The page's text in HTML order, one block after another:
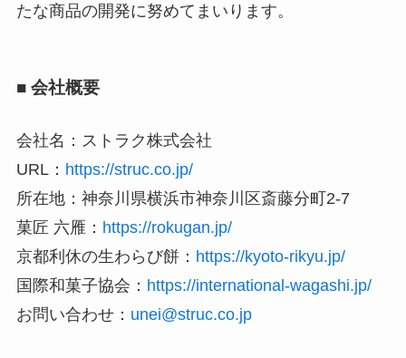
たな商品の開発に努めてまいります。
■ 会社概要
会社名：ストラク株式会社
URL： https://struc.co.jp/
所在地：神奈川県横浜市神奈川区斎藤分町2‐7
菓匠 六雁： https://rokugan.jp/
京都利休の生わらび餅： https://kyoto-rikyu.jp/
国際和菓子協会： https://international-wagashi.jp/
お問い合わせ： unei@struc.co.jp